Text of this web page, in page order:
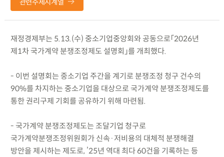
관련주제시계열
재정경제부는 5.13.(수) 중소기업중앙회와 공동으로「2026년
제1차 국가계약 분쟁조정제도 설명회」를 개최했다.
- 이번 설명회는 중소기업 주간을 계기로 분쟁조정 청구 건수의
90%를 차지하는 중소기업을 대상으로 국가계약 분쟁조정제도를
통한 권리구제 기회를 공유하기 위해 마련됨.
- 국가계약 분쟁조정제도는 조달기업 청구로
국가계약분쟁조정위원회가 신속·저비용의 대체적 분쟁해결
방안을 제시하는 제도로, ’25년 역대 최다 60건을 기록하는 등